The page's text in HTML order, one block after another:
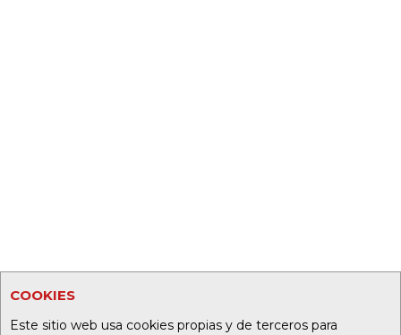
COOKIES
Este sitio web usa cookies propias y de terceros para